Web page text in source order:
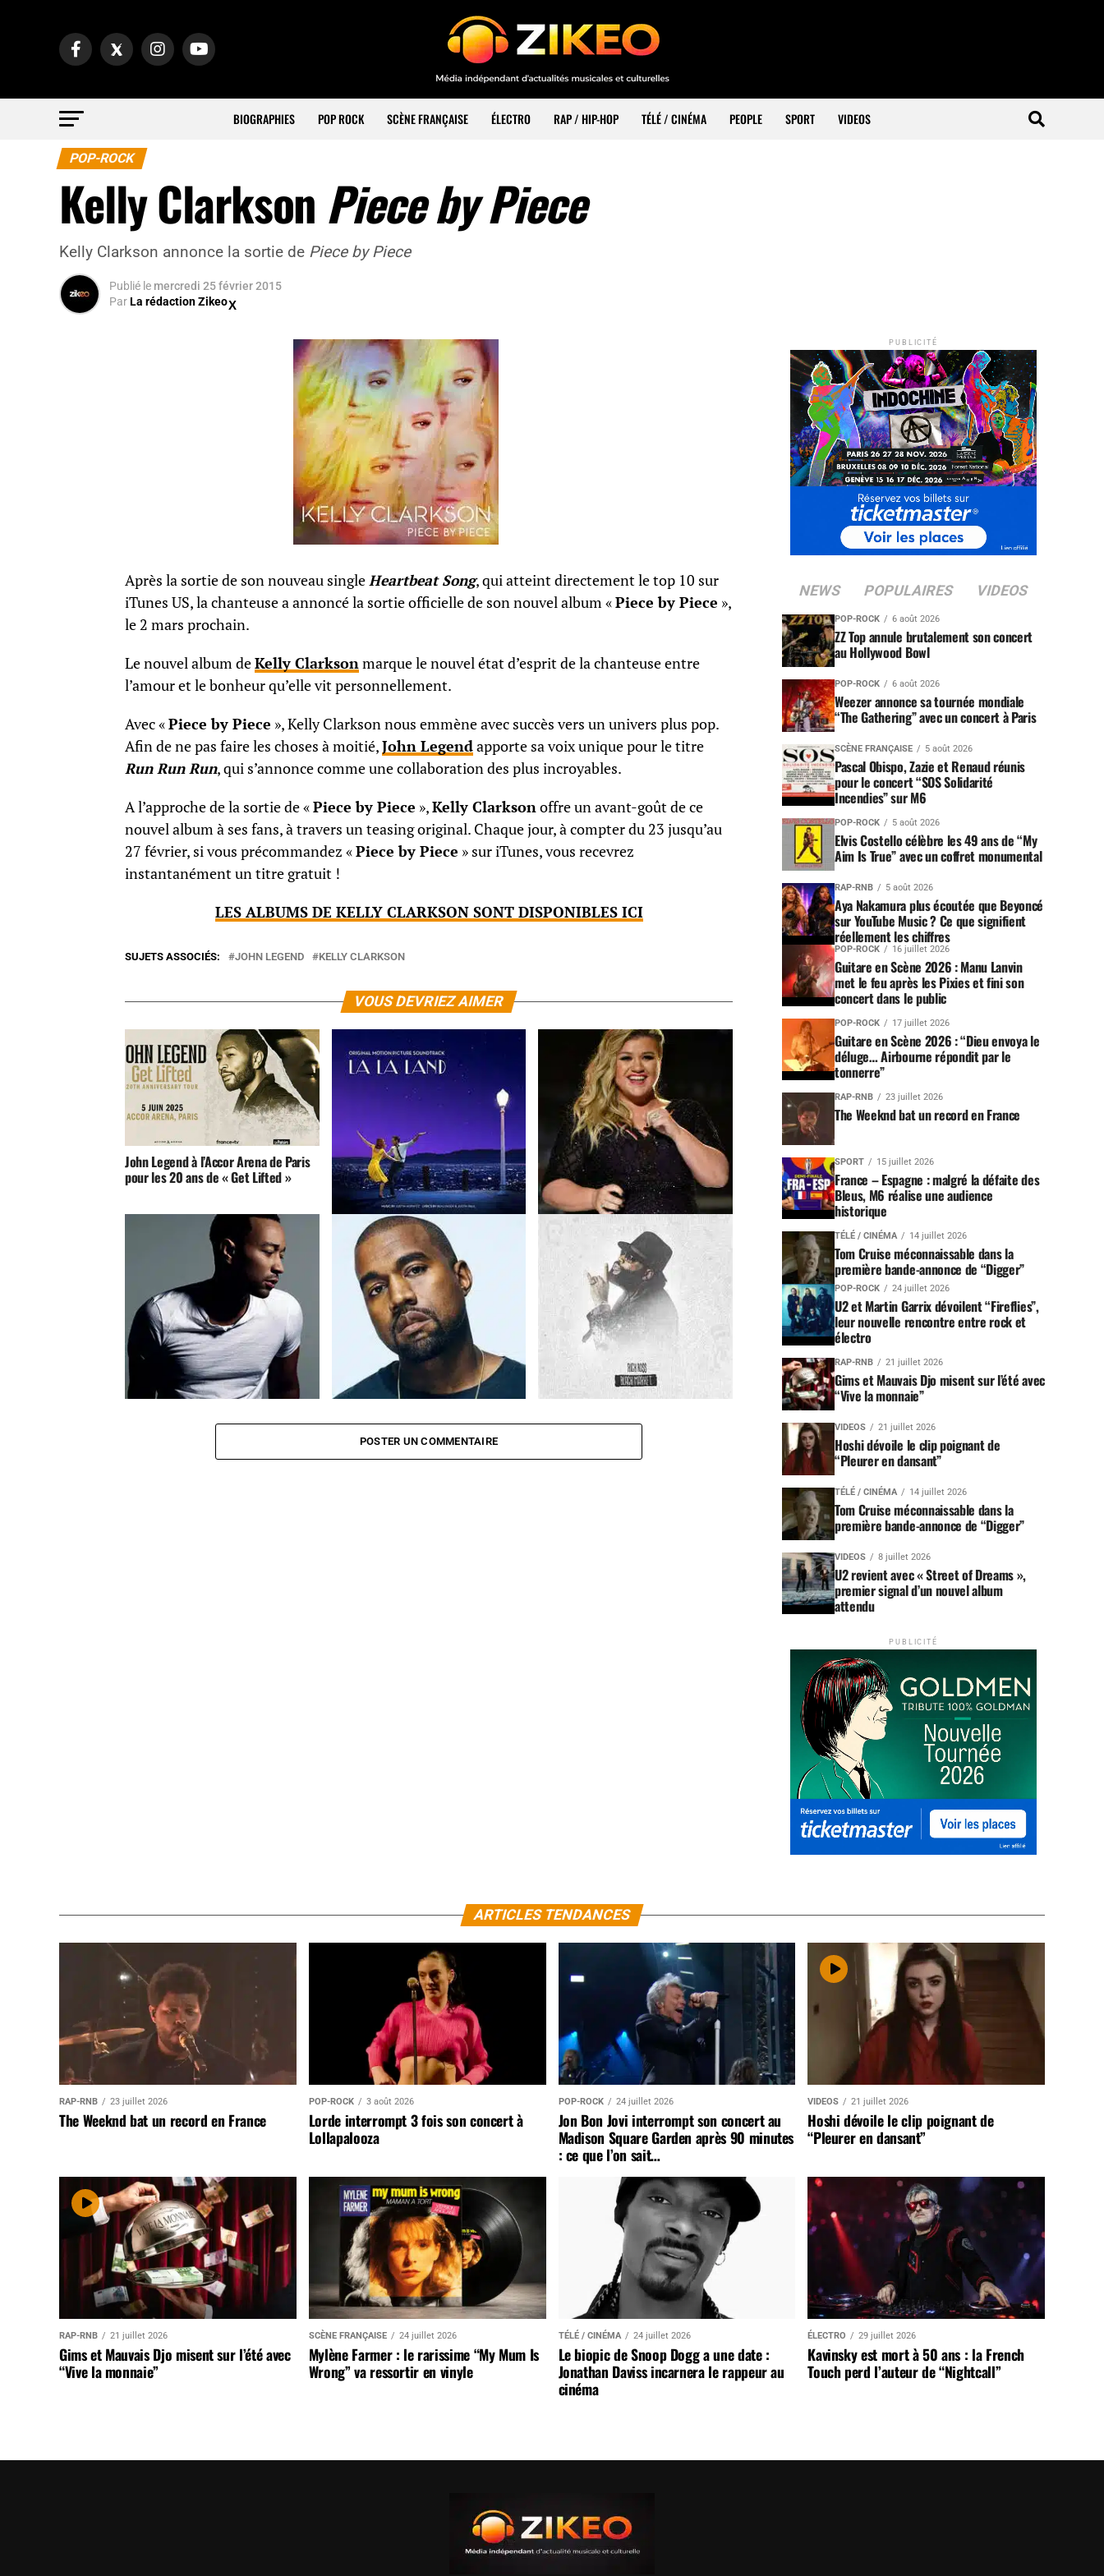
BIOGRAPHIES POP ROCK SCÈNE FRANÇAISE ÉLECTRO RAP / HIP-HOP TÉLÉ / CINÉMA PEOPLE SPORT VIDEOS
POP-ROCK
Kelly Clarkson Piece by Piece
Kelly Clarkson annonce la sortie de Piece by Piece
Publié le mercredi 25 février 2015
ParLa rédaction Zikeo
Après la sortie de son nouveau singleHeartbeat Song, qui atteint directement le top 10 sur
iTunes US, la chanteuse a annoncé la sortie officielle de son nouvel album «Piece by Piece »,
le 2 mars prochain.
Le nouvel album deKelly Clarksonmarque le nouvel état d’esprit de la chanteuse entre
l’amour et le bonheur qu’elle vit personnellement.
Avec«Piece by Piece », Kelly Clarkson nous emmène avec succès vers un univers plus pop.
Afin de ne pas faire les choses à moitié,John Legendapporte sa voix unique pour le titre
Run Run Run, qui s’annonce comme une collaboration des plus incroyables.
A l’approche de la sortie de«Piece by Piece »,Kelly Clarksonoffre un avant-goût de ce
nouvel album à ses fans, à travers un teasing original. Chaque jour, à compter du 23 jusqu’au
27 février, si vous précommandez «Piece by Piece » sur iTunes, vous recevrez
instantanément un titre gratuit !
LES ALBUMS DE KELLY CLARKSON SONT DISPONIBLES ICI
SUJETS ASSOCIÉS: JOHN LEGEND KELLY CLARKSON
VOUS DEVRIEZ AIMER
John Legend à l’Accor Arena de Paris
pour les 20 ans de « Get Lifted »
La La Land (BO) Le cadeau inoubliable de Kelly
Clarkson à une fan
Kanye West allait mal POSTER UN COMMENTAIRE
PUBLICITÉ
NEWS POPULAIRES VIDEOS
POP-ROCK 6 août 2026
ZZ Top annule brutalement son concert
au Hollywood Bowl
POP-ROCK 6 août 2026
Weezer annonce sa tournée mondiale
“The Gathering” avec un concert à Paris
SCÈNE FRANÇAISE 5 août 2026
Pascal Obispo, Zazie et Renaud réunis
pour le concert “SOS Solidarité
Incendies” sur M6
POP-ROCK 5 août 2026
Elvis Costello célèbre les 49 ans de “My
Aim Is True” avec un coffret monumental
RAP-RNB 5 août 2026
Aya Nakamura plus écoutée que Beyoncé
sur YouTube Music ? Ce que signifient
réellement les chiffres
POP-ROCK 16 juillet 2026
Guitare en Scène 2026 : Manu Lanvin
met le feu après les Pixies et fini son
concert dans le public
POP-ROCK 17 juillet 2026
Guitare en Scène 2026 : “Dieu envoya le
déluge… Airbourne répondit par le
tonnerre”
RAP-RNB 23 juillet 2026
The Weeknd bat un record en France
SPORT 15 juillet 2026
France – Espagne : malgré la défaite des
Bleus, M6 réalise une audience
historique
TÉLÉ / CINÉMA 14 juillet 2026
Tom Cruise méconnaissable dans la
première bande-annonce de “Digger”
POP-ROCK 24 juillet 2026
U2 et Martin Garrix dévoilent “Fireflies”,
leur nouvelle rencontre entre rock et
électro
RAP-RNB 21 juillet 2026
Gims et Mauvais Djo misent sur l’été avec
“Vive la monnaie”
VIDEOS 21 juillet 2026
Hoshi dévoile le clip poignant de
“Pleurer en dansant”
TÉLÉ / CINÉMA 14 juillet 2026
Tom Cruise méconnaissable dans la
première bande-annonce de “Digger”
VIDEOS 8 juillet 2026
U2 revient avec « Street of Dreams »,
premier signal d’un nouvel album
attendu
PUBLICITÉ
ARTICLES TENDANCES
RAP-RNB 23 juillet 2026
The Weeknd bat un record en France
POP-ROCK 3 août 2026
Lorde interrompt 3 fois son concert à
Lollapalooza
POP-ROCK 24 juillet 2026
Jon Bon Jovi interrompt son concert au
Madison Square Garden après 90 minutes
: ce que l’on sait…
VIDEOS 21 juillet 2026
Hoshi dévoile le clip poignant de
“Pleurer en dansant”
RAP-RNB 21 juillet 2026
Gims et Mauvais Djo misent sur l’été avec
“Vive la monnaie”
SCÈNE FRANÇAISE 24 juillet 2026
Mylène Farmer : le rarissime “My Mum Is
Wrong” va ressortir en vinyle
TÉLÉ / CINÉMA 24 juillet 2026
Le biopic de Snoop Dogg a une date :
Jonathan Daviss incarnera le rappeur au
cinéma
ÉLECTRO 29 juillet 2026
Kavinsky est mort à 50 ans : la French
Touch perd l’auteur de “Nightcall”